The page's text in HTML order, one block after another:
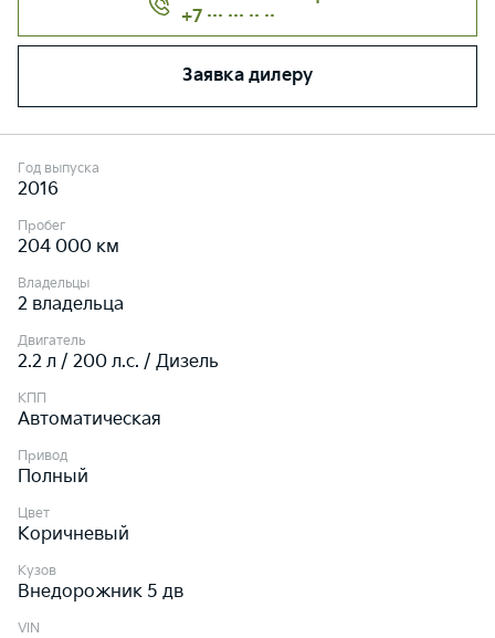
+7 ··· ··· ·· ··
Заявка дилеру
Год выпуска
2016
Пробег
204 000 км
Владельцы
2 владельца
Двигатель
2.2 л / 200 л.c. / Дизель
КПП
Автоматическая
Привод
Полный
Цвет
Коричневый
Кузов
Внедорожник 5 дв
VIN